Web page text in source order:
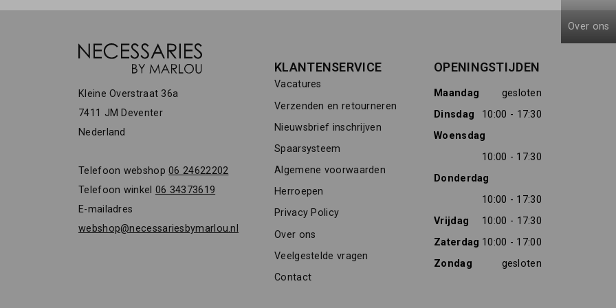
Kleine Overstraat 36a
7411 JM Deventer
Nederland
Telefoon webshop06 24622202
Telefoon winkel 06 34373619
E-mailadres
webshop@necessariesbymarlou.nl
KLANTENSERVICE
Vacatures
Verzenden en retourneren
Nieuwsbrief inschrijven
Spaarsysteem
Algemene voorwaarden
Herroepen
Privacy Policy
Over ons
Veelgestelde vragen
Contact
OPENINGSTIJDEN
Maandag
gesloten
Dinsdag
10:00 - 17:30
Woensdag
10:00 - 17:30
Donderdag
10:00 - 17:30
Vrijdag
10:00 - 17:30
Zaterdag 10:00 - 17:00
Zondag
gesloten
Over ons